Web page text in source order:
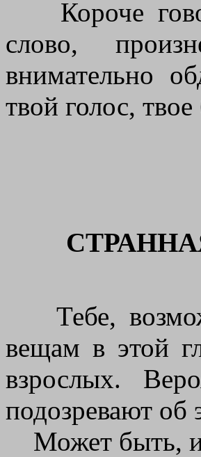
Короче
слово,
внимательно
твой голос,
Тебе,
вещам в этой
взрослых.
подозревают об
Может быть,